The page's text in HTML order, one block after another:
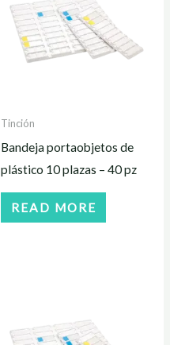
Tinción
Bandeja portaobjetos de
plástico 10 plazas – 40 pz
READ MORE